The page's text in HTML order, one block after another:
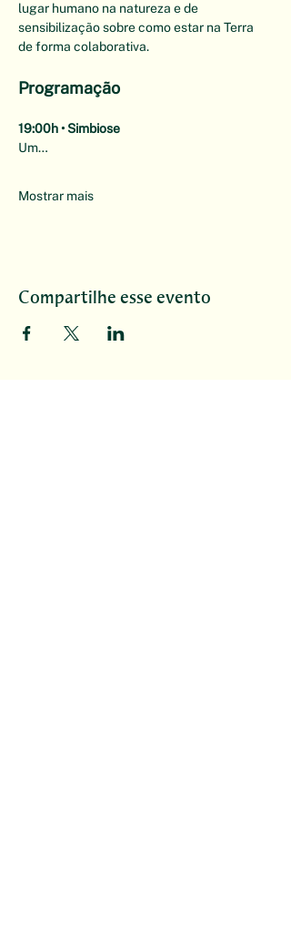
lugar humano na natureza e de
sensibilização sobre como estar na Terra
de forma colaborativa.
Programação
19:00h • Simbiose
Um…
Mostrar mais
Compartilhe esse evento